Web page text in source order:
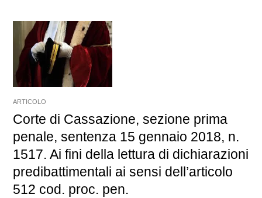
ARTICOLO
Corte di Cassazione, sezione prima
penale, sentenza 15 gennaio 2018, n.
1517. Ai fini della lettura di dichiarazioni
predibattimentali ai sensi dell’articolo
512 cod. proc. pen.